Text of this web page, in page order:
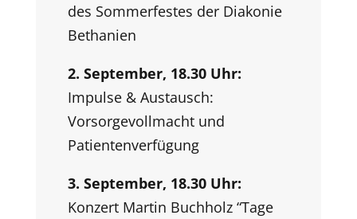
des Sommerfestes der Diakonie
Bethanien
2. September, 18.30 Uhr:
Impulse & Austausch:
Vorsorgevollmacht und
Patientenverfügung
3. September, 18.30 Uhr:
Konzert Martin Buchholz “Tage